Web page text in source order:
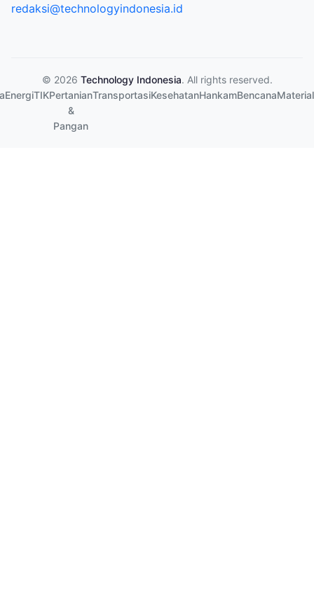
redaksi@technologyindonesia.id
© 2026 Technology Indonesia. All rights reserved.
EnergiTIKPertanian
&
Pangan
TransportasiKesehatanHankamBencanaMaterial